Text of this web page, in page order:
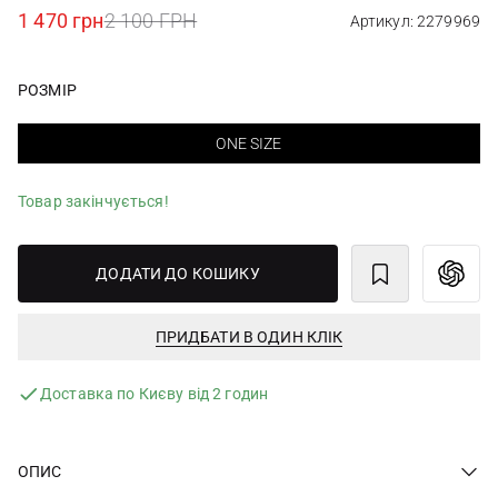
1 470 грн2 100 ГРН Артикул: 2279969
РОЗМІР
ONE SIZE
Товар закінчується!
ДОДАТИ ДО КОШИКУ
ПРИДБАТИ В ОДИН КЛІК
Доставка по Києву від 2 годин
ОПИС